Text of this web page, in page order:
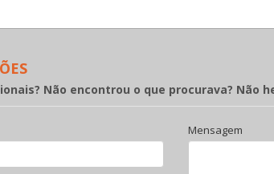
Não encontrou o que procurava? Não
Mensagem